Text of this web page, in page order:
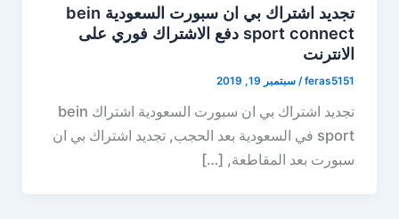
تجديد اشتراك بي ان سبورت السعودية bein
sport connect دفع الاشتراك فوري على
الانترنت
feras5151
/ سبتمبر 19, 2019
تجديد اشتراك بي ان سبورت السعودية اشتراك bein
sport في السعودية بعد الحجب, تجديد اشتراك بي ان
سبورت بعد المقاطعة, […]